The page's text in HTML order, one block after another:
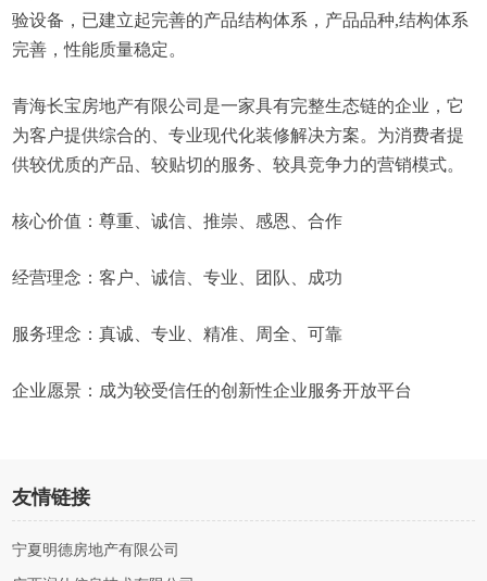
验设备，已建立起完善的产品结构体系，产品品种,结构体系
完善，性能质量稳定。
青海长宝房地产有限公司是一家具有完整生态链的企业，它
为客户提供综合的、专业现代化装修解决方案。为消费者提
供较优质的产品、较贴切的服务、较具竞争力的营销模式。
核心价值：尊重、诚信、推崇、感恩、合作
经营理念：客户、诚信、专业、团队、成功
服务理念：真诚、专业、精准、周全、可靠
企业愿景：成为较受信任的创新性企业服务开放平台
友情链接
宁夏明德房地产有限公司